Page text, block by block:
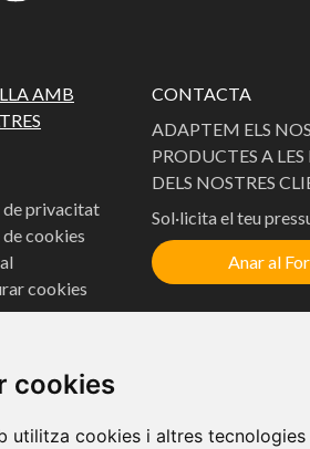
cookies
utilitza cookies i altres
AMB
privacitat
cookies
cookies
CONTACTA
ADAPTEM ELS
PRODUCTES A LES
DELS NOSTRES
Sol·licita el teu
Anar al